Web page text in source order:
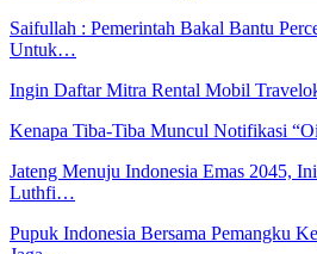
Saifullah : Pemerintah Bakal Bantu
Untuk…
Ingin Daftar Mitra Rental Mobil
Kenapa Tiba-Tiba Muncul Notifikasi
Jateng Menuju Indonesia Emas 2045,
Luthfi…
Pupuk Indonesia Bersama Pemangku